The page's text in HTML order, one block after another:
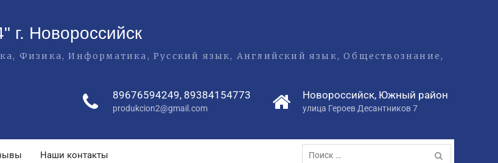
г. Новороссийск
Физика, Информатика, Русский язык, Английский язык, Обществознание,
89676594249, 89384154773
produkcion2@gmail.com
Новороссийск, Южный район
улица Героев Десантников 7
Наши контакты
Поиск
по: